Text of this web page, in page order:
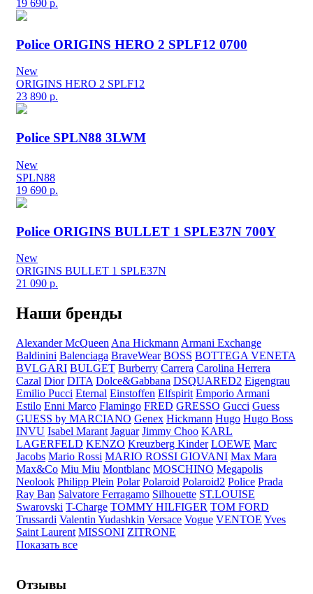
19 690 р.
Police ORIGINS HERO 2 SPLF12 0700
New
ORIGINS HERO 2 SPLF12
23 890 р.
Police SPLN88 3LWM
New
SPLN88
19 690 р.
Police ORIGINS BULLET 1 SPLE37N 700Y
New
ORIGINS BULLET 1 SPLE37N
21 090 р.
Наши бренды
Alexander McQueen Ana Hickmann Armani Exchange
Baldinini Balenciaga BraveWear BOSS BOTTEGA VENETA
BVLGARI BULGET Burberry Carrera Carolina Herrera
Cazal Dior DITA Dolce&Gabbana DSQUARED2 Eigengrau
Emilio Pucci Eternal Einstoffen Elfspirit Emporio Armani
Estilo Enni Marco Flamingo FRED GRESSO Gucci Guess
GUESS by MARCIANO Genex Hickmann Hugo Hugo Boss
INVU Isabel Marant Jaguar Jimmy Choo KARL
LAGERFELD KENZO Kreuzberg Kinder LOEWE Marc
Jacobs Mario Rossi MARIO ROSSI GIOVANI Max Mara
Max&Co Miu Miu Montblanc MOSCHINO Megapolis
Neolook Philipp Plein Polar Polaroid Polaroid2 Police Prada
Ray Ban Salvatore Ferragamo Silhouette ST.LOUISE
Swarovski T-Charge TOMMY HILFIGER TOM FORD
Trussardi Valentin Yudashkin Versace Vogue VENTOE Yves
Saint Laurent MISSONI ZITRONE
Показать все
Отзывы